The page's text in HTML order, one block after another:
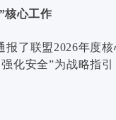
核心工作
了联盟2026年度
化安全”为战略指